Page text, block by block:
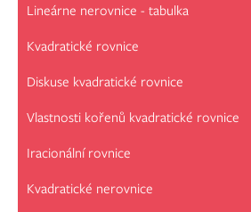
Lineárne nerovnice - tabulka
Kvadratické rovnice
Diskuse kvadratické rovnice
Vlastnosti kořenů kvadratické rovnice
Iracionální rovnice
Kvadratické nerovnice